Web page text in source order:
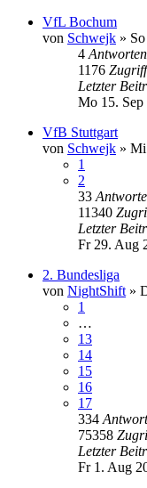
VfL Bochum
von Schwejk »
4 Antworten
1176
Letzter
Mo 15.
VfB Stuttgart
von Schwejk » Mi
1
2
33
11340
Letzter
Fr 29. Aug
2. Bundesliga
von NightShift »
1
…
13
14
15
16
17
334
75358
Letzter
Fr 1. Aug